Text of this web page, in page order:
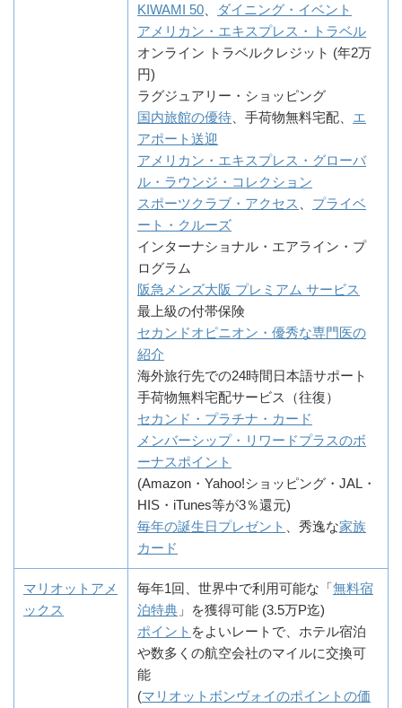
KIWAMI 50
ダイニング・イベント
アメリカン・エキスプレス・トラベル
オンライン トラベルクレジット (年2万
円)
ラグジュアリー・ショッピング
国内旅館の優待 、手荷物無料宅配、 エ
アポート送迎
アメリカン・エキスプレス・グローバ
ル・ラウンジ・コレクション
スポーツクラブ・アクセス
プライベ
ート・クルーズ
インターナショナル・エアライン・プ
ログラム
阪急メンズ大阪 プレミアム サービス
最上級の付帯保険
セカンドオピニオン・優秀な専門医の
紹介
海外旅行先での24時間日本語サポート
手荷物無料宅配サービス（往復）
セカンド・プラチナ・カード
メンバーシップ・リワードプラスのボ
ーナスポイント
(Amazon・Yahoo!ショッピング・JAL・
HIS・iTunes等が3％還元)
毎年の誕生日プレゼント
、秀逸な家族
カード
マリオットアメ
ックス
毎年1回、世界中で利用可能な「無料宿
泊特典 」を獲得可能 (3.5万P迄)
ポイント をよいレートで、ホテル宿泊
や数多くの航空会社のマイルに交換可
能
(マリオットボンヴォイのポイントの価